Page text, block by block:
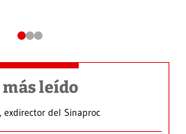
más leído
exdirector del Sinaproc